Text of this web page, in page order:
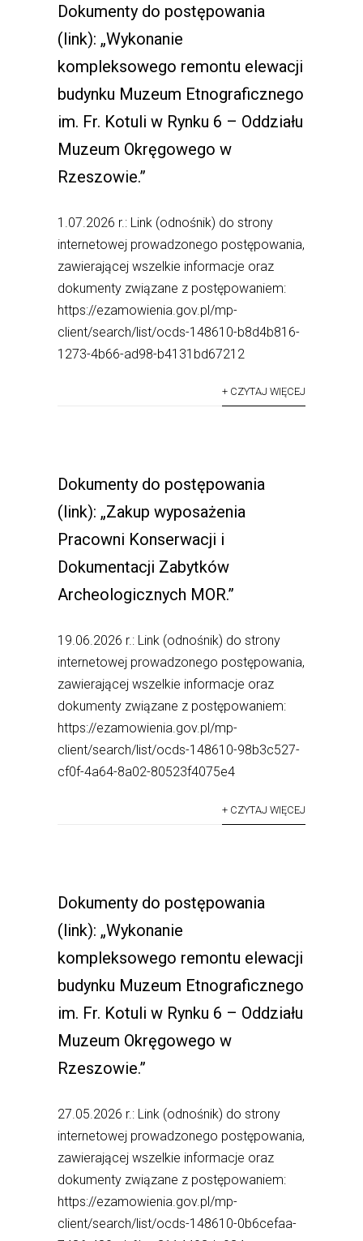
Dokumenty do postępowania
(link): „Wykonanie
kompleksowego remontu elewacji
budynku Muzeum Etnograficznego
im. Fr. Kotuli w Rynku 6 – Oddziału
Muzeum Okręgowego w
Rzeszowie.”
1.07.2026 r.: Link (odnośnik) do strony
internetowej prowadzonego postępowania,
zawierającej wszelkie informacje oraz
dokumenty związane z postępowaniem:
https://ezamowienia.gov.pl/mp-
client/search/list/ocds-148610-b8d4b816-
1273-4b66-ad98-b4131bd67212
+ CZYTAJ WIĘCEJ
Dokumenty do postępowania
(link): „Zakup wyposażenia
Pracowni Konserwacji i
Dokumentacji Zabytków
Archeologicznych MOR.”
19.06.2026 r.: Link (odnośnik) do strony
internetowej prowadzonego postępowania,
zawierającej wszelkie informacje oraz
dokumenty związane z postępowaniem:
https://ezamowienia.gov.pl/mp-
client/search/list/ocds-148610-98b3c527-
cf0f-4a64-8a02-80523f4075e4
+ CZYTAJ WIĘCEJ
Dokumenty do postępowania
(link): „Wykonanie
kompleksowego remontu elewacji
budynku Muzeum Etnograficznego
im. Fr. Kotuli w Rynku 6 – Oddziału
Muzeum Okręgowego w
Rzeszowie.”
27.05.2026 r.: Link (odnośnik) do strony
internetowej prowadzonego postępowania,
zawierającej wszelkie informacje oraz
dokumenty związane z postępowaniem:
https://ezamowienia.gov.pl/mp-
client/search/list/ocds-148610-0b6cefaa-